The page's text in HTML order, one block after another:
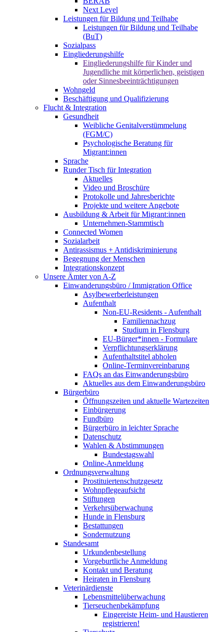
Next Level
Leistungen für Bildung und Teilhabe
Leistungen für Bildung und Teilhabe
(BuT)
Sozialpass
Eingliederungshilfe
Eingliederungshilfe für Kinder und
Jugendliche mit körperlichen, geistigen
oder Sinnesbeeinträchtigungen
Wohngeld
Beschäftigung und Qualifizierung
Flucht & Integration
Gesundheit
Weibliche Genitalverstümmelung
(FGM/C)
Psychologische Beratung für
Migrant:innen
Sprache
Runder Tisch für Integration
Aktuelles
Video und Broschüre
Protokolle und Jahresberichte
Projekte und weitere Angebote
Ausbildung & Arbeit für Migrant:innen
Unternehmen-Stammtisch
Connected Women
Sozialarbeit
Antirassismus + Antidiskriminierung
Begegnung der Menschen
Integrationskonzept
Unsere Ämter von A-Z
Einwanderungsbüro / Immigration Office
Asylbewerberleistungen
Aufenthalt
Non-EU-Residents - Aufenthalt
Familiennachzug
Studium in Flensburg
EU-Bürger*innen - Formulare
Verpflichtungserklärung
Aufenthaltstitel abholen
Online-Terminvereinbarung
FAQs an das Einwanderungsbüro
Aktuelles aus dem Einwanderungsbüro
Bürgerbüro
Öffnungszeiten und aktuelle Wartezeiten
Einbürgerung
Fundbüro
Bürgerbüro in leichter Sprache
Datenschutz
Wahlen & Abstimmungen
Bundestagswahl
Online-Anmeldung
Ordnungsverwaltung
Prostituiertenschutzgesetz
Wohnpflegeaufsicht
Stiftungen
Verkehrsüberwachung
Hunde in Flensburg
Bestattungen
Sondernutzung
Standesamt
Urkundenbestellung
Vorgeburtliche Anmeldung
Kontakt und Beratung
Heiraten in Flensburg
Veterinärdienste
Lebensmittelüberwachung
Tierseuchenbekämpfung
Eingereiste Heim- und Haustieren
registrieren!